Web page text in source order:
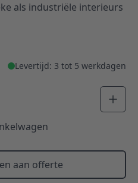
als industriële interieurs
Levertijd: 3 tot 5 werkdagen
aan offerte